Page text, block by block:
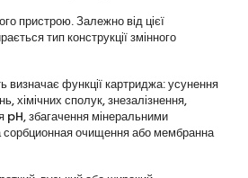
пристрою. Залежно від цієї
тип конструкції змінного
визначає функції картриджа: усунення
хімічних сполук, знезалізнення,
pH, збагачення мінеральними
сорбционная очищення або мембранна